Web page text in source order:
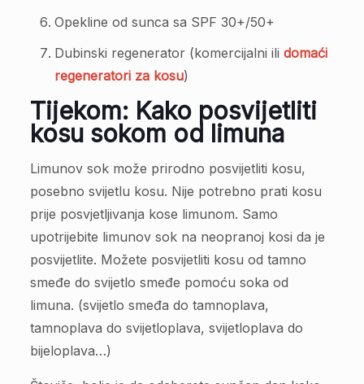
Opekline od sunca sa SPF 30+/50+
Dubinski regenerator (komercijalni ili domaći
regeneratori za kosu)
Tijekom: Kako posvijetliti
kosu sokom od limuna
Limunov sok može prirodno posvijetliti kosu,
posebno svijetlu kosu. Nije potrebno prati kosu
prije posvjetljivanja kose limunom. Samo
upotrijebite limunov sok na neopranoj kosi da je
posvijetlite. Možete posvijetliti kosu od tamno
smeđe do svijetlo smeđe pomoću soka od
limuna. (svijetlo smeđa do tamnoplava,
tamnoplava do svijetloplava, svijetloplava do
bijeloplava…)